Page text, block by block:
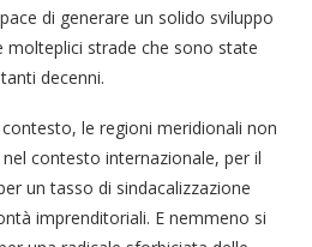
di generare un solido sviluppo
strade che sono state
decenni.
le regioni meridionali non
contesto internazionale, per il
un tasso di sindacalizzazione
imprenditoriali. E nemmeno si